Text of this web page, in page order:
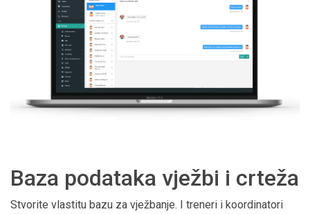
Baza podataka vježbi i crteža
Stvorite vlastitu bazu za vježbanje. I treneri i koordinatori